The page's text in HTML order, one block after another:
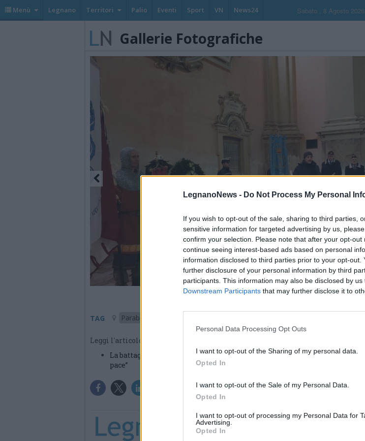
LegnanoNews - Do Not Process My Personal
If you wish to opt-out of the sale, sharing to third parties,
sensitive information for targeted advertising by us,
confirm your selection. Please note that after your opt-
continue seeing interest-based ads based on personal
information disclosed to third parties prior to your opt-
further disclosure of your personal information by third
participants. This information may also be disclosed by
Downstream Participants that may further disclose it to
Personal Data Processing Opt Outs
I want to opt-out of the Sharing of my personal data.
Opted In
I want to opt-out of the Sale of my Personal Data.
Opted In
I want to opt-out of processing my Personal Data for
Advertising.
Opted In
Menù Legnano Territori Palio Eventi Sport VN News24 Sabato , 8 Agosto 2026
Gallerie Fotografiche
TAG
Parabiago
Leggi l'articolo:
La battaglia di Parabiago “rivive” a 684 anni dai combattimenti:
pace”